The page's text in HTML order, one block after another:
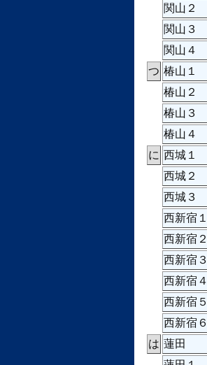
関山２
関山３
関山４
つ 椿山１
椿山２
椿山３
椿山４
に 西城１
西城２
西城３
西新宿１
西新宿２
西新宿３
西新宿４
西新宿５
西新宿６
は 蓮田